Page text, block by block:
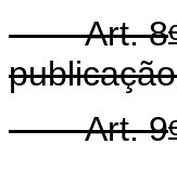
Art. 8
Art. 9